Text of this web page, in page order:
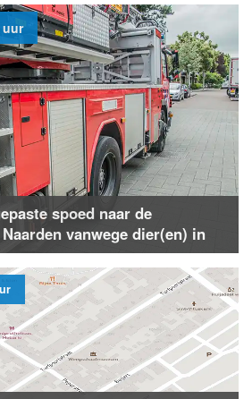
uur
spoed naar de
vanwege dier(en) in